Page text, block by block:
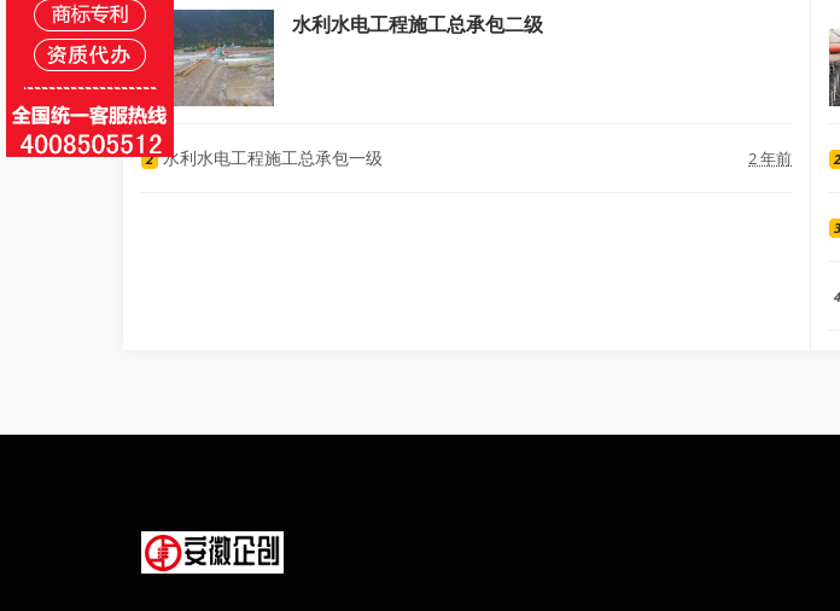
水利水电工程施工总承包二级
2 水利水电工程施工总承包一级 2 年前 2
3
4